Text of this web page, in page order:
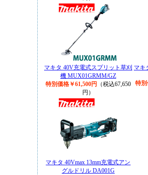
マキタ 40V充電式スプリット草刈
機 MUX01GRMM/GZ
特別価格￥61,500円
（税込67,650
円）
マキ
特別
マキタ 40Vmax 13mm充電式アン
グルドリル DA001G